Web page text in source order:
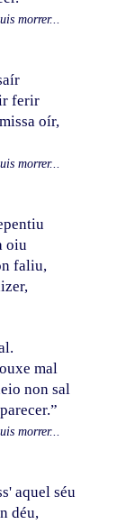
morrer...
ferir
oír,
morrer...
oiu
faliu,
mal
non sal
morrer...
aquel séu
déu,